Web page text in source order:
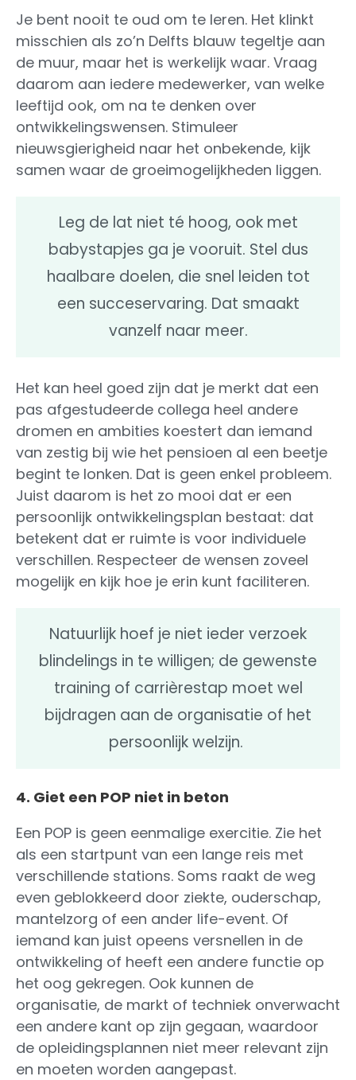
Je bent nooit te oud om te leren. Het klinkt
misschien als zo’n Delfts blauw tegeltje aan
de muur, maar het is werkelijk waar. Vraag
daarom aan iedere medewerker, van welke
leeftijd ook, om na te denken over
ontwikkelingswensen. Stimuleer
nieuwsgierigheid naar het onbekende, kijk
samen waar de groeimogelijkheden liggen.
Leg de lat niet té hoog, ook met
babystapjes ga je vooruit. Stel dus
haalbare doelen, die snel leiden tot
een succeservaring. Dat smaakt
vanzelf naar meer.
Het kan heel goed zijn dat je merkt dat een
pas afgestudeerde collega heel andere
dromen en ambities koestert dan iemand
van zestig bij wie het pensioen al een beetje
begint te lonken. Dat is geen enkel probleem.
Juist daarom is het zo mooi dat er een
persoonlijk ontwikkelingsplan bestaat: dat
betekent dat er ruimte is voor individuele
verschillen. Respecteer de wensen zoveel
mogelijk en kijk hoe je erin kunt faciliteren.
Natuurlijk hoef je niet ieder verzoek
blindelings in te willigen; de gewenste
training of carrièrestap moet wel
bijdragen aan de organisatie of het
persoonlijk welzijn.
4. Giet een POP niet in beton
Een POP is geen eenmalige exercitie. Zie het
als een startpunt van een lange reis met
verschillende stations. Soms raakt de weg
even geblokkeerd door ziekte, ouderschap,
mantelzorg of een ander life-event. Of
iemand kan juist opeens versnellen in de
ontwikkeling of heeft een andere functie op
het oog gekregen. Ook kunnen de
organisatie, de markt of techniek onverwacht
een andere kant op zijn gegaan, waardoor
de opleidingsplannen niet meer relevant zijn
en moeten worden aangepast.